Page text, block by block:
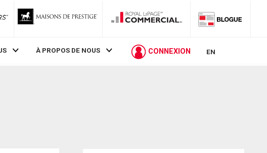
RLP
À PROPOS DE NOUS CONNEXION EN